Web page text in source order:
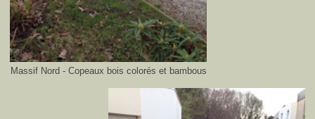
Massif Nord - Copeaux bois colorés et bambous